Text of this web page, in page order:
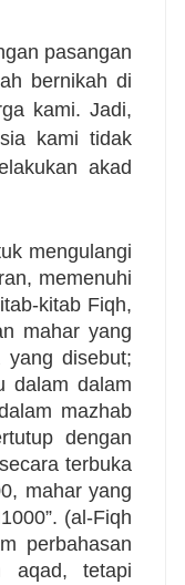
pasangan
bernikah di
kami. Jadi,
kami tidak
akad
mengulangi
memenuhi
kitab Fiqh,
mahar yang
disebut;
dalam dalam
mazhab
dengan
terbuka
mahar yang
(al-Fiqh
perbahasan
aqad, tetapi